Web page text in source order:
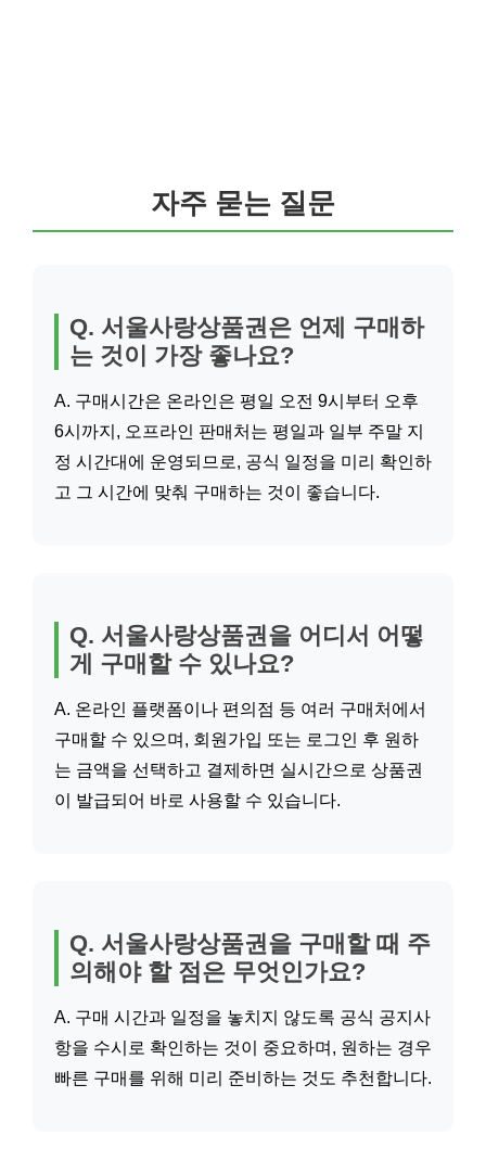
자주 묻는 질문
Q. 서울사랑상품권은 언제 구매하
는 것이 가장 좋나요?
A. 구매시간은 온라인은 평일 오전 9시부터 오후
6시까지, 오프라인 판매처는 평일과 일부 주말 지
정 시간대에 운영되므로, 공식 일정을 미리 확인하
고 그 시간에 맞춰 구매하는 것이 좋습니다.
Q. 서울사랑상품권을 어디서 어떻
게 구매할 수 있나요?
A. 온라인 플랫폼이나 편의점 등 여러 구매처에서
구매할 수 있으며, 회원가입 또는 로그인 후 원하
는 금액을 선택하고 결제하면 실시간으로 상품권
이 발급되어 바로 사용할 수 있습니다.
Q. 서울사랑상품권을 구매할 때 주
의해야 할 점은 무엇인가요?
A. 구매 시간과 일정을 놓치지 않도록 공식 공지사
항을 수시로 확인하는 것이 중요하며, 원하는 경우
빠른 구매를 위해 미리 준비하는 것도 추천합니다.